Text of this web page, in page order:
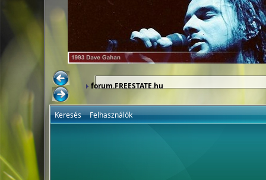
forum.FREESTATE.hu
Keresés Felhasználók